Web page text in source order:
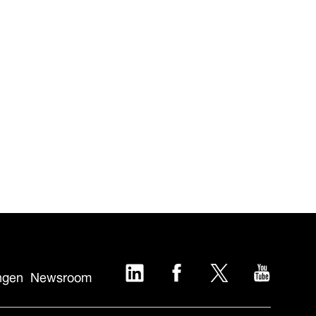
LinkedIn Facebook Twitter
Newsroom